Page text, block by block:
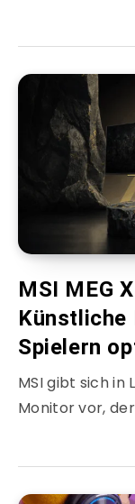
MSI MEG
Spielern
MSI gibt sich in
Monitor vor,